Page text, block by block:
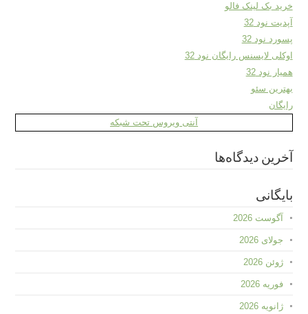
خرید بک لینک فالو
آپدیت نود 32
پسورد نود 32
اوکلی لایسنس رایگان نود 32
همیار نود 32
بهترین سئو
رایگان
آنتی ویروس تحت شبکه
آخرین دیدگاه‌ها
بایگانی
آگوست 2026
جولای 2026
ژوئن 2026
فوریه 2026
ژانویه 2026